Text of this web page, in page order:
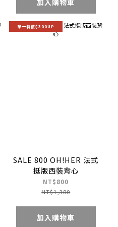
加入購物車
單一特價$300UP
SALE 800 OH!HER 法式
挺版西裝背心
NT$800
NT$1,380
加入購物車